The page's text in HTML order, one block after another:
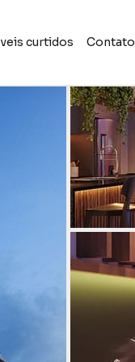
curtidos Contato